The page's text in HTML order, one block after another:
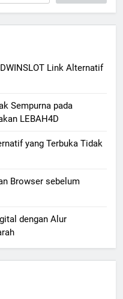
Link Alternatif
Sempurna pada
LEBAH4D
yang Terbuka Tidak
Browser sebelum
dengan Alur